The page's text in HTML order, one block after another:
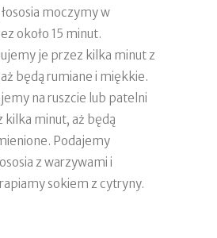
moczymy w
około 15 minut.
je przez kilka minut z
będą rumiane i miękkie.
na ruszcie lub patelni
kilka minut, aż będą
Podajemy
z warzywami i
sokiem z cytryny.